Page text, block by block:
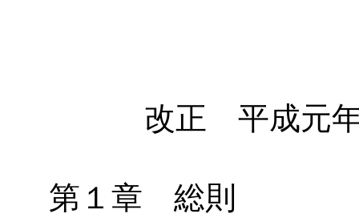
改正 平成元
第１章 総則